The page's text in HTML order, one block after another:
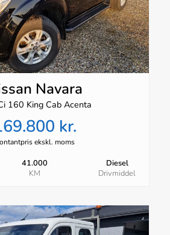
Navara
160 King Cab Acenta
kr.
ekskl. moms
41.000
KM
Diesel
Drivmiddel